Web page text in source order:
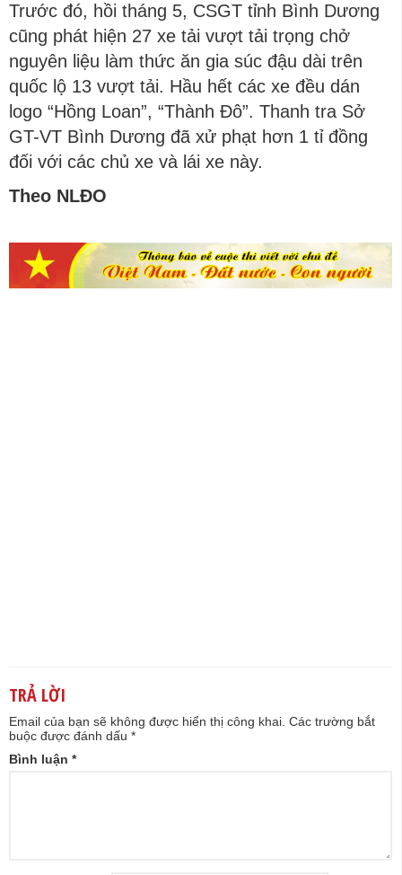
Trước đó, hồi tháng 5, CSGT tỉnh Bình Dương
cũng phát hiện 27 xe tải vượt tải trọng chở
nguyên liệu làm thức ăn gia súc đậu dài trên
quốc lộ 13 vượt tải. Hầu hết các xe đều dán
logo “Hồng Loan”, “Thành Đô”. Thanh tra Sở
GT-VT Bình Dương đã xử phạt hơn 1 tỉ đồng
đối với các chủ xe và lái xe này.
Theo NLĐO
TRẢ LỜI
Email của bạn sẽ không được hiển thị công khai. Các trường bắt
buộc được đánh dấu *
Bình luận *